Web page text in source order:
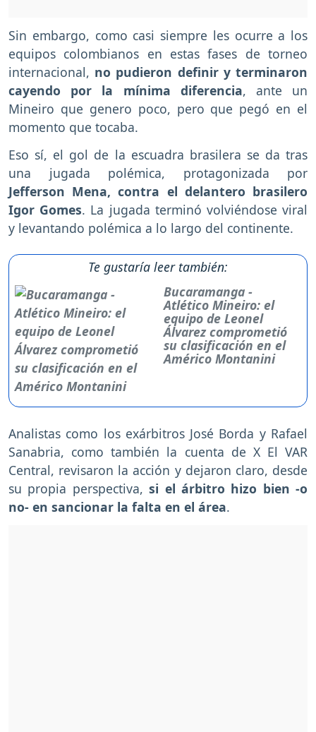
Sin embargo, como casi siempre les ocurre a los
equipos colombianos en estas fases de torneo
internacional, no pudieron definir y terminaron
cayendo por la mínima diferencia, ante un
Mineiro que genero poco, pero que pegó en el
momento que tocaba.
Eso sí, el gol de la escuadra brasilera se da tras
una jugada polémica, protagonizada por
Jefferson Mena, contra el delantero brasilero
Igor Gomes. La jugada terminó volviéndose viral
y levantando polémica a lo largo del continente.
Te gustaría leer también:
Bucaramanga -
Atlético Mineiro: el
equipo de Leonel
Álvarez comprometió
su clasificación en el
Américo Montanini
Analistas como los exárbitros José Borda y Rafael
Sanabria, como también la cuenta de X El VAR
Central, revisaron la acción y dejaron claro, desde
su propia perspectiva,si el árbitro hizo bien -o
no- en sancionar la falta en el área.